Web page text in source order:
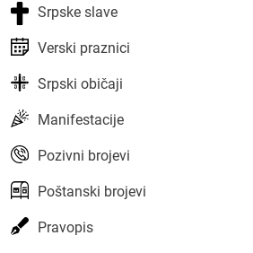
Srpske slave
Verski praznici
Srpski običaji
Manifestacije
Pozivni brojevi
Poštanski brojevi
Pravopis